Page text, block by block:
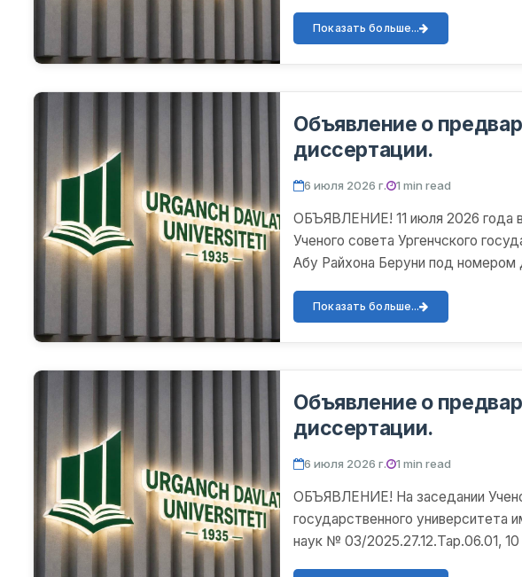
Показать больше...
Объявление о
диссертации.
6 июля 2026 г. 1 min read
ОБЪЯВЛЕНИЕ! 11 июля 2026 года
Ученого совета Ургенчского
Абу Райхона Беруни под номером
Показать больше...
Объявление о
диссертации.
6 июля 2026 г. 1 min read
ОБЪЯВЛЕНИЕ! На заседании
государственного университета
наук № 03/2025.27.12.Тар.06.01,